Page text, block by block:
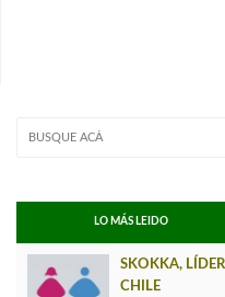
LO MÁS LEIDO
SKOKKA,
CHILE